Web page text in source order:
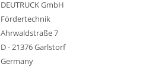
DEUTRUCK GmbH
Fördertechnik
Ahrwaldstraße 7
D - 21376 Garlstorf
Germany